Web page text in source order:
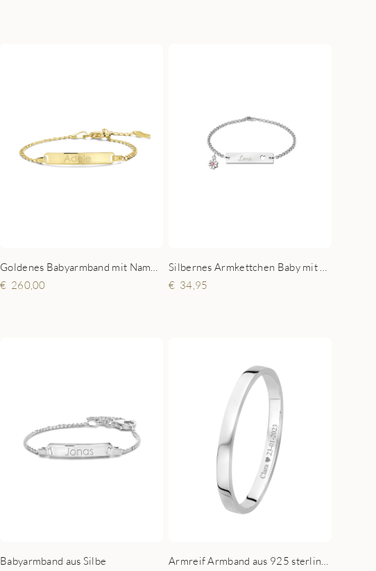
260,00
34,95
Babyarmband aus Silbe